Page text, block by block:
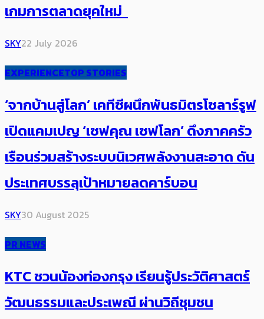
เกมการตลาดยุคใหม่
SKY22 July 2026
EXPERIENCETOP STORIES
‘จากบ้านสู่โลก’ เคทีซีผนึก​พันธมิตร​​โซลาร์รูฟ​
เปิดแคมเปญ ‘เซฟคุณ เซฟโลก’ ดึง​ภาคครัว
เรือนร่วมสร้างระบบนิเวศพลังงานสะอาด ​ดัน
ประเทศบรรลุเป้าหมายลดคาร์บอน
SKY30 August 2025
PR NEWS
KTC ชวนน้องท่องกรุง เรียนรู้ประวัติศาสตร์
วัฒนธรรมและประเพณี ผ่านวิถีชุมชน